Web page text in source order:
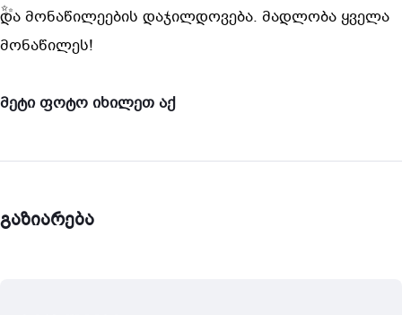
და მონაწილეების დაჯილდოვება. მადლობა ყველა
მონაწილეს!
მეტი ფოტო იხილეთ აქ
გაზიარება